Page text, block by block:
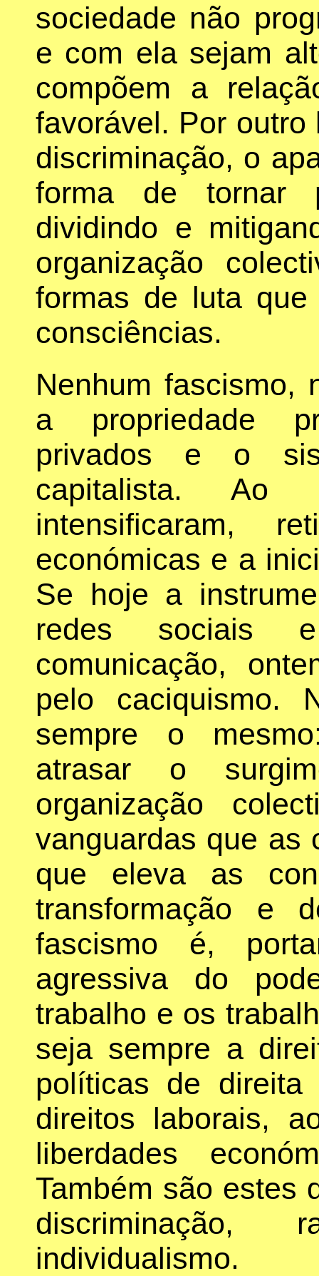
sociedade não
e com ela sejam
compõem a
favorável. Por
discriminação, o
forma de tornar
dividindo e
organização
formas de luta
consciências.
Nenhum fascismo,
a propriedade
privados e o
capitalista. Ao
intensificaram,
económicas e a
Se hoje a
redes sociais
comunicação,
pelo caciquismo.
sempre o
atrasar o
organização
vanguardas que as
que eleva as
transformação e
fascismo é,
agressiva do
trabalho e os
seja sempre a
políticas de
direitos laborais,
liberdades
Também são estes
discriminação,
individualismo.